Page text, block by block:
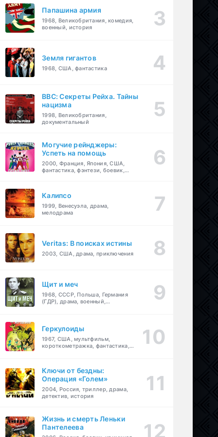
Папашина армия
1968, Великобритания, комедия,
военный, история
Земля гигантов
1968, США, фантастика
BBC: Секреты Рейха. Тайны
нацизма
1998, Великобритания,
документальный
Могучие рейнджеры:
Успеть на помощь
2000, Франция, Япония, США,
фантастика, фэнтези, боевик,
Калипсо
1999, Венесуэла, драма,
мелодрама
Veritas: В поисках истины
2003, США, драма, приключения
Щит и меч
1968, СССР, Польша, Германия
(ГДР), драма, военный,
Геркулоиды
1967, США, мультфильм,
короткометражка, фантастика,
Ключи от бездны:
Операция «Голем»
2004, Россия, триллер, драма,
детектив, история
Жизнь и смерть Леньки
Пантелеева